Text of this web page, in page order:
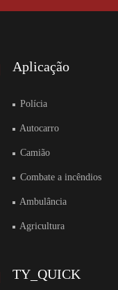
Aplicação
Polícia
Autocarro
Camião
Combate a incêndios
Ambulância
Agricultura
TY_QUICK